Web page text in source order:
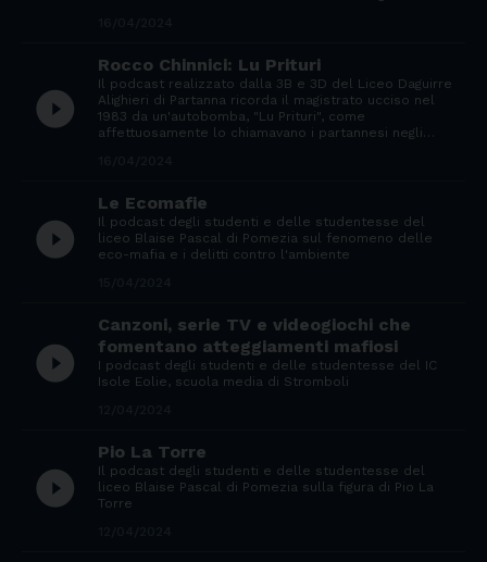
play_circle_filled
Rocco Chinnici: Lu Prituri
Il podcast realizzato dalla 3B e 3D del Liceo Daguirre
Alighieri di Partanna ricorda il magistrato ucciso nel
1983 da un'autobomba, "Lu Prituri", come
affettuosamente lo chiamavano i partannesi negli…
play_circle_filled
Le Ecomafie
Il podcast degli studenti e delle studentesse del
liceo Blaise Pascal di Pomezia sul fenomeno delle
eco-mafia e i delitti contro l'ambiente
play_circle_filled
Canzoni, serie TV e videogiochi che
fomentano atteggiamenti mafiosi
I podcast degli studenti e delle studentesse del IC
Isole Eolie, scuola media di Stromboli
play_circle_filled
Pio La Torre
Il podcast degli studenti e delle studentesse del
liceo Blaise Pascal di Pomezia sulla figura di Pio La
Torre